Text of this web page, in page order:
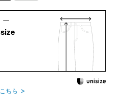
ちら